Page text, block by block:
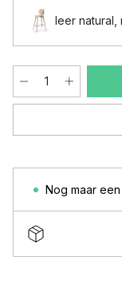
leer natural,
Nog maar